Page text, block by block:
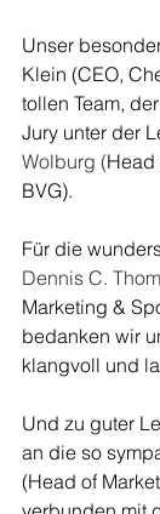
Unser
Klein (CEO,
tollen Team,
Jury unter der
Wolburg (Head
BVG).
Für die
Dennis C.
Marketing &
bedanken wir
klangvoll und
Und zu guter
an die so
(Head of